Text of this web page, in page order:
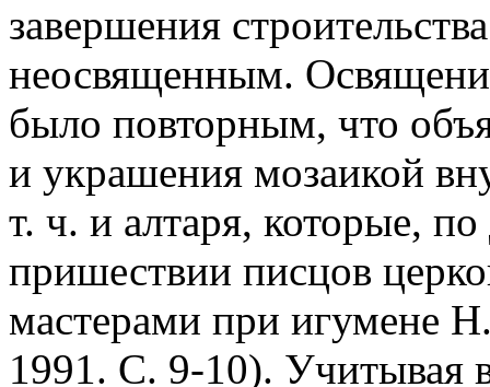
завершения
неосвященным.
было повторным, что
и украшения мозаикой
т. ч. и алтаря, которые,
пришествии писцов
мастерами при игумене
1991. С. 9-10). Учитывая